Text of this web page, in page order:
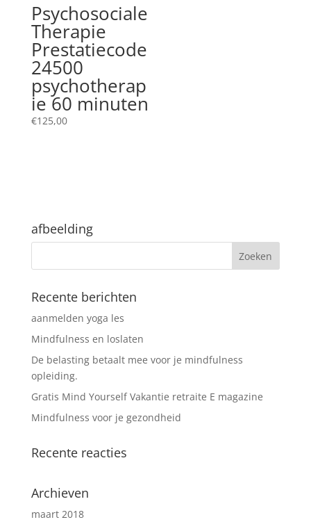
Psychosociale
Therapie
Prestatiecode
24500
psychotherap
ie 60 minuten
€125,00
afbeelding
Recente berichten
aanmelden yoga les
Mindfulness en loslaten
De belasting betaalt mee voor je mindfulness
opleiding.
Gratis Mind Yourself Vakantie retraite E magazine
Mindfulness voor je gezondheid
Recente reacties
Archieven
maart 2018